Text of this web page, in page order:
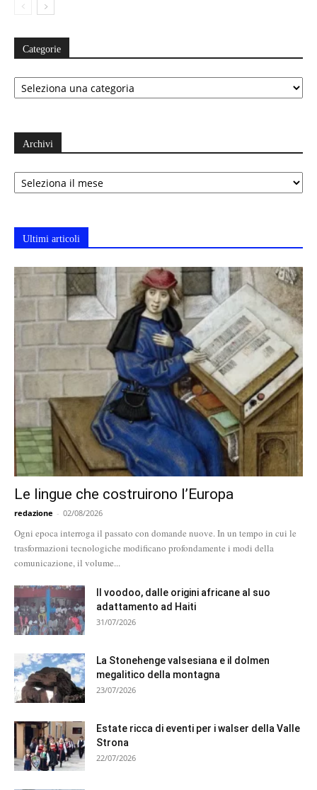
Categorie
Categorie
Archivi
Archivi
Ultimi articoli
Le lingue che costruirono l’Europa
redazione - 02/08/2026
Ogni epoca interroga il passato con domande nuove. In un tempo in cui le
trasformazioni tecnologiche modificano profondamente i modi della
comunicazione, il volume...
Il voodoo, dalle origini africane al suo
adattamento ad Haiti
31/07/2026
La Stonehenge valsesiana e il dolmen
megalitico della montagna
23/07/2026
Estate ricca di eventi per i walser della Valle
Strona
22/07/2026